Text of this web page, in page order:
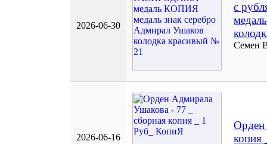
2026-06-30
с
Семен
2026-06-16
Орден
копия